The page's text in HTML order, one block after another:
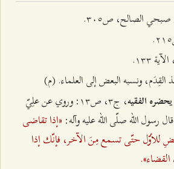
الصالح، ص٣۰٥.
ونسبه البعض إلى العلماء. (م)
الفقيه
، ج٣، ص۱٣: وروي عن علِيّ
رسول الله صلّى الله عليه وآله: «إذا تقاضى
للأوّل حتّى تسمع مِنَ الآخر، فإنّك إذا